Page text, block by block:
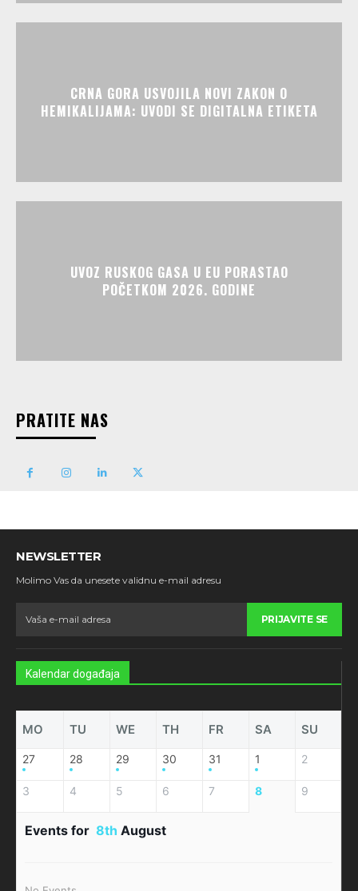
CRNA GORA USVOJILA NOVI ZAKON O
HEMIKALIJAMA: UVODI SE DIGITALNA ETIKETA
UVOZ RUSKOG GASA U EU PORASTAO
POČETKOM 2026. GODINE
PRATITE NAS
NEWSLETTER
Molimo Vas da unesete validnu e-mail adresu
PRIJAVITE SE
Kalendar događaja
MO TU WE TH FR SA SU
27 28 29 30 31 1 2
3 4 5 6 7 8 9
Events for 8th August